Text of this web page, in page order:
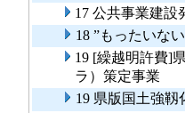
17 公共事業建設
18 ”もったいな
19 [繰越明許費]
ラ）策定事業
19 県版国土強